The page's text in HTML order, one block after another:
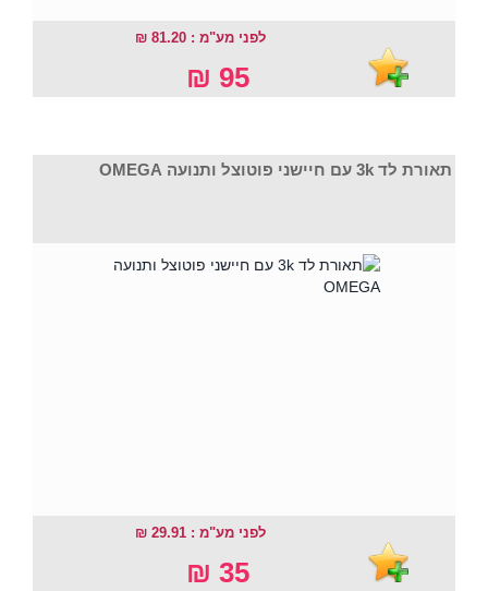
לפני מע"מ : 81.20 ₪
95 ₪
תאורת לד 3k עם חיישני פוטוצל ותנועה OMEGA
לפני מע"מ : 29.91 ₪
35 ₪